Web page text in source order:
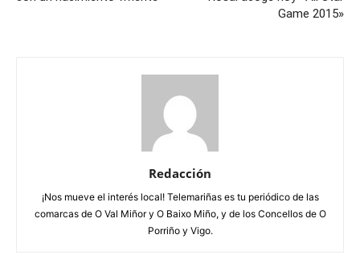
Game 2015»
Redacción
¡Nos mueve el interés local! Telemariñas es tu periódico de las
comarcas de O Val Miñor y O Baixo Miño, y de los Concellos de O
Porriño y Vigo.